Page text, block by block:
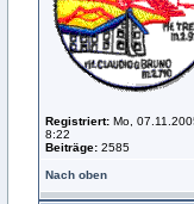
Registriert: Mo,
8:22
Beiträge: 2585
Nach oben